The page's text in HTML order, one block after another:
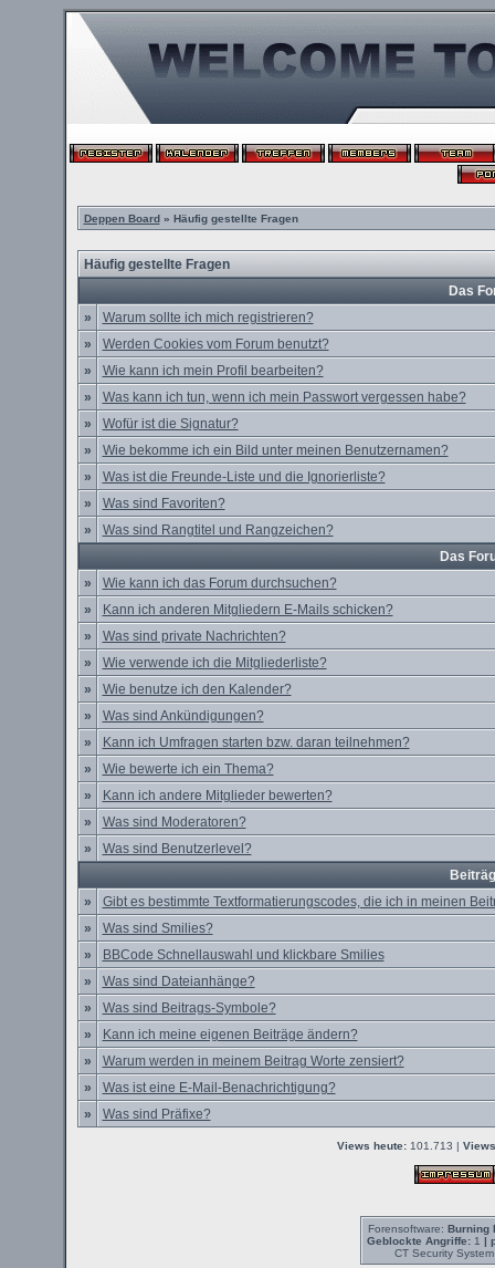
Deppen Board» Häufig gestellte Fragen
Häufig gestellte Fragen
Das
»
Warum sollte ich mich registrieren?
»
Werden Cookies vom Forum benutzt?
»
Wie kann ich mein Profil bearbeiten?
»
Was kann ich tun, wenn ich mein Passwort vergessen habe?
»
Wofür ist die Signatur?
»
Wie bekomme ich ein Bild unter meinen Benutzernamen?
»
Was ist die Freunde-Liste und die Ignorierliste?
»
Was sind Favoriten?
»
Was sind Rangtitel und Rangzeichen?
Das
»
Wie kann ich das Forum durchsuchen?
»
Kann ich anderen Mitgliedern E-Mails schicken?
»
Was sind private Nachrichten?
»
Wie verwende ich die Mitgliederliste?
»
Wie benutze ich den Kalender?
»
Was sind Ankündigungen?
»
Kann ich Umfragen starten bzw. daran teilnehmen?
»
Wie bewerte ich ein Thema?
»
Kann ich andere Mitglieder bewerten?
»
Was sind Moderatoren?
»
Was sind Benutzerlevel?
»
Gibt es bestimmte Textformatierungscodes, die ich in meinen
»
Was sind Smilies?
»
BBCode Schnellauswahl und klickbare Smilies
»
Was sind Dateianhänge?
»
Was sind Beitrags-Symbole?
»
Kann ich meine eigenen Beiträge ändern?
»
Warum werden in meinem Beitrag Worte zensiert?
»
Was ist eine E-Mail-Benachrichtigung?
»
Was sind Präfixe?
Views heute: 101.713 |
Forensoftware: Burning
Geblockte Angriffe:1 |
CT Security